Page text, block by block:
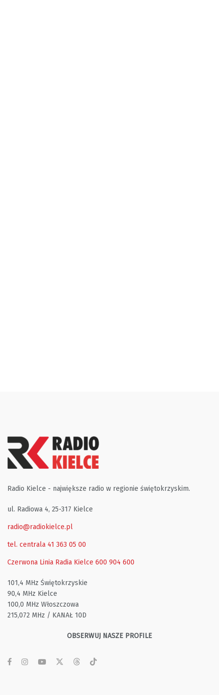
Radio Kielce - największe radio w regionie świętokrzyskim.
ul. Radiowa 4, 25-317 Kielce
radio@radiokielce.pl
tel. centrala 41 363 05 00
Czerwona Linia Radia Kielce 600 904 600
101,4 MHz Świętokrzyskie
90,4 MHz Kielce
100,0 MHz Włoszczowa
215,072 MHz / KANAŁ 10D
OBSERWUJ NASZE PROFILE